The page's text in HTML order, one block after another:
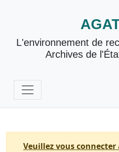
L'environnement de
Archives de
Veuillez vous